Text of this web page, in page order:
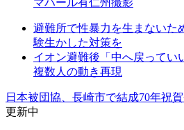
避難所で性暴力を生まない
験生かした対策を
イオン避難後「中へ戻って
複数人の動き再現
日本被団協、長崎市で結成70年祝
更新中